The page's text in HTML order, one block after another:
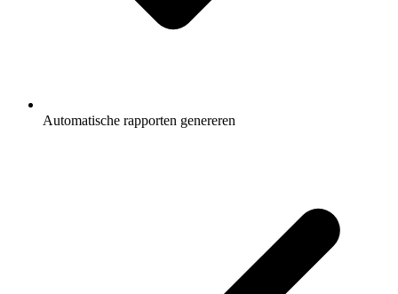
Automatische rapporten genereren